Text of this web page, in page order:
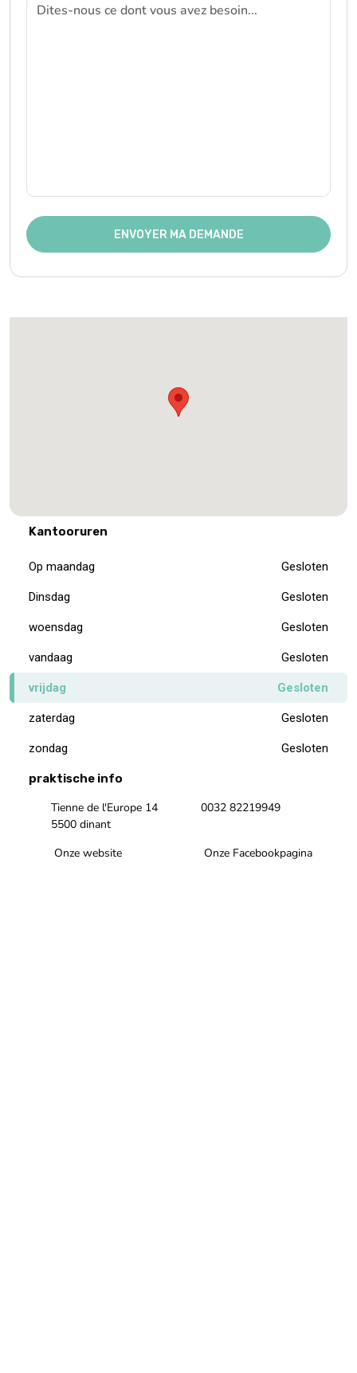
ENVOYER MA DEMANDE
Kantooruren
Op maandag Gesloten
Dinsdag Gesloten
woensdag Gesloten
vandaag Gesloten
vrijdag Gesloten
zaterdag Gesloten
zondag Gesloten
praktische info
Tienne de l'Europe 14
5500 dinant
0032 82219949
Onze website Onze Facebookpagina